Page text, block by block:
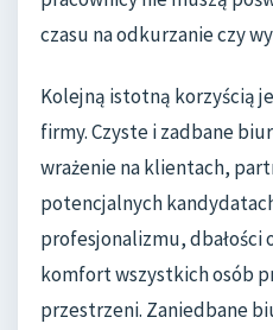
czasu na odkurzanie czy
Kolejną istotną korzyścią
firmy. Czyste i zadbane
wrażenie na klientach,
potencjalnych
profesjonalizmu, dbałości
komfort wszystkich osób
przestrzeni. Zaniedbane